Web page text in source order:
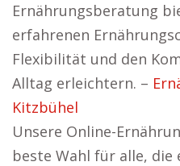
Ernährungsberatung
erfahrenen
Flexibilität und den
Alltag erleichtern. –
Kitzbühel
Unsere Online-
beste Wahl für alle, die